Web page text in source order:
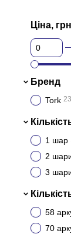
Ціна, грн
Від Ціна,
До Ціна,
Бренд
Tork 23
1 шар
2
3
58
70